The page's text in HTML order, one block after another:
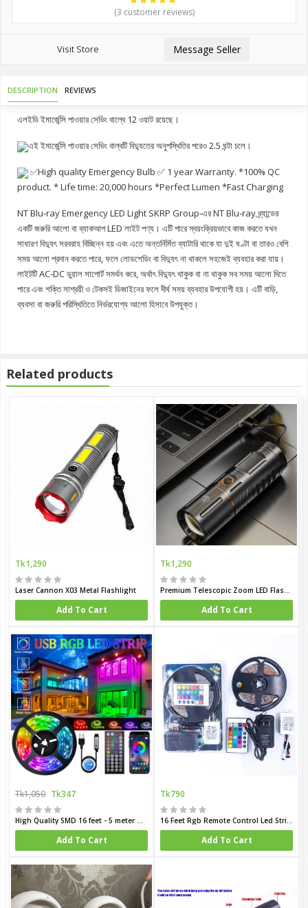
(3 customer reviews)
Visit Store Message Seller
DESCRIPTION REVIEWS
এলইডি ইমার্জেন্সি পাওয়ার সেভিং বাল্বে 12 ওয়াট রয়েছে।
এই ইমার্জেন্সি পাওয়ার সেভিং বাল্বটি বিদ্যুতের অনুপস্থিতির পরেও 2.5 ঘন্টা চলে।
✅High quality Emergency Bulb ✅ 1 year Warranty. *100% QC
product. * Life time: 20,000 hours *Perfect Lumen *Fast Charging
NT Blu‑ray Emergency LED Light SKRP Group‑এর NT Blu‑ray ব্র্যান্ডের
একটি জরুরি আলো বা ব্যাকআপ LED লাইট পণ্য। এটি পারে স্বয়ংক্রিয়ভাবে কাজ করতে যখন
সাধারণ বিদ্যুৎ সরবরাহ বিচ্ছিন্ন হয় এবং এতে অন্তর্নির্মিত ব্যাটারি থাকে যা দুই ঘণ্টা বা তারও বেশি
সময় আলো প্রদান করতে পারে, ফলে লোডশেডিং বা বিদ্যুৎ না থাকলে সহজেই ব্যবহার করা যায়।
লাইটটি AC‑DC ডুয়াল সাপোর্ট সমর্থন করে, অর্থাৎ বিদ্যুৎ থাকুক বা না থাকুক সব সময় আলো দিতে
পারে এবং শক্তি সাশ্রয়ী ও টেকসই ডিজাইনের ফলে দীর্ঘ সময় ব্যবহার উপযোগী হয়। এটি বাড়ি,
ব্যবসা বা জরুরি পরিস্থিতিতে নির্ভরযোগ্য আলো হিসাবে উপযুক্ত।
Related products
Tk1,290
Laser Cannon X03 Metal Flashlight
Add To Cart
Tk1,290
Premium Telescopic Zoom LED Flashlight
Add To Cart
Tk1,050 Tk347
High Quality SMD 16 feet - 5 meter DC 12V LED Strip Light App and Remote Control RGB Color Special Lights for Room Decoration
Add To Cart
Tk790
16 Feet Rgb Remote Control Led Strip Light - Rgb Light
Add To Cart